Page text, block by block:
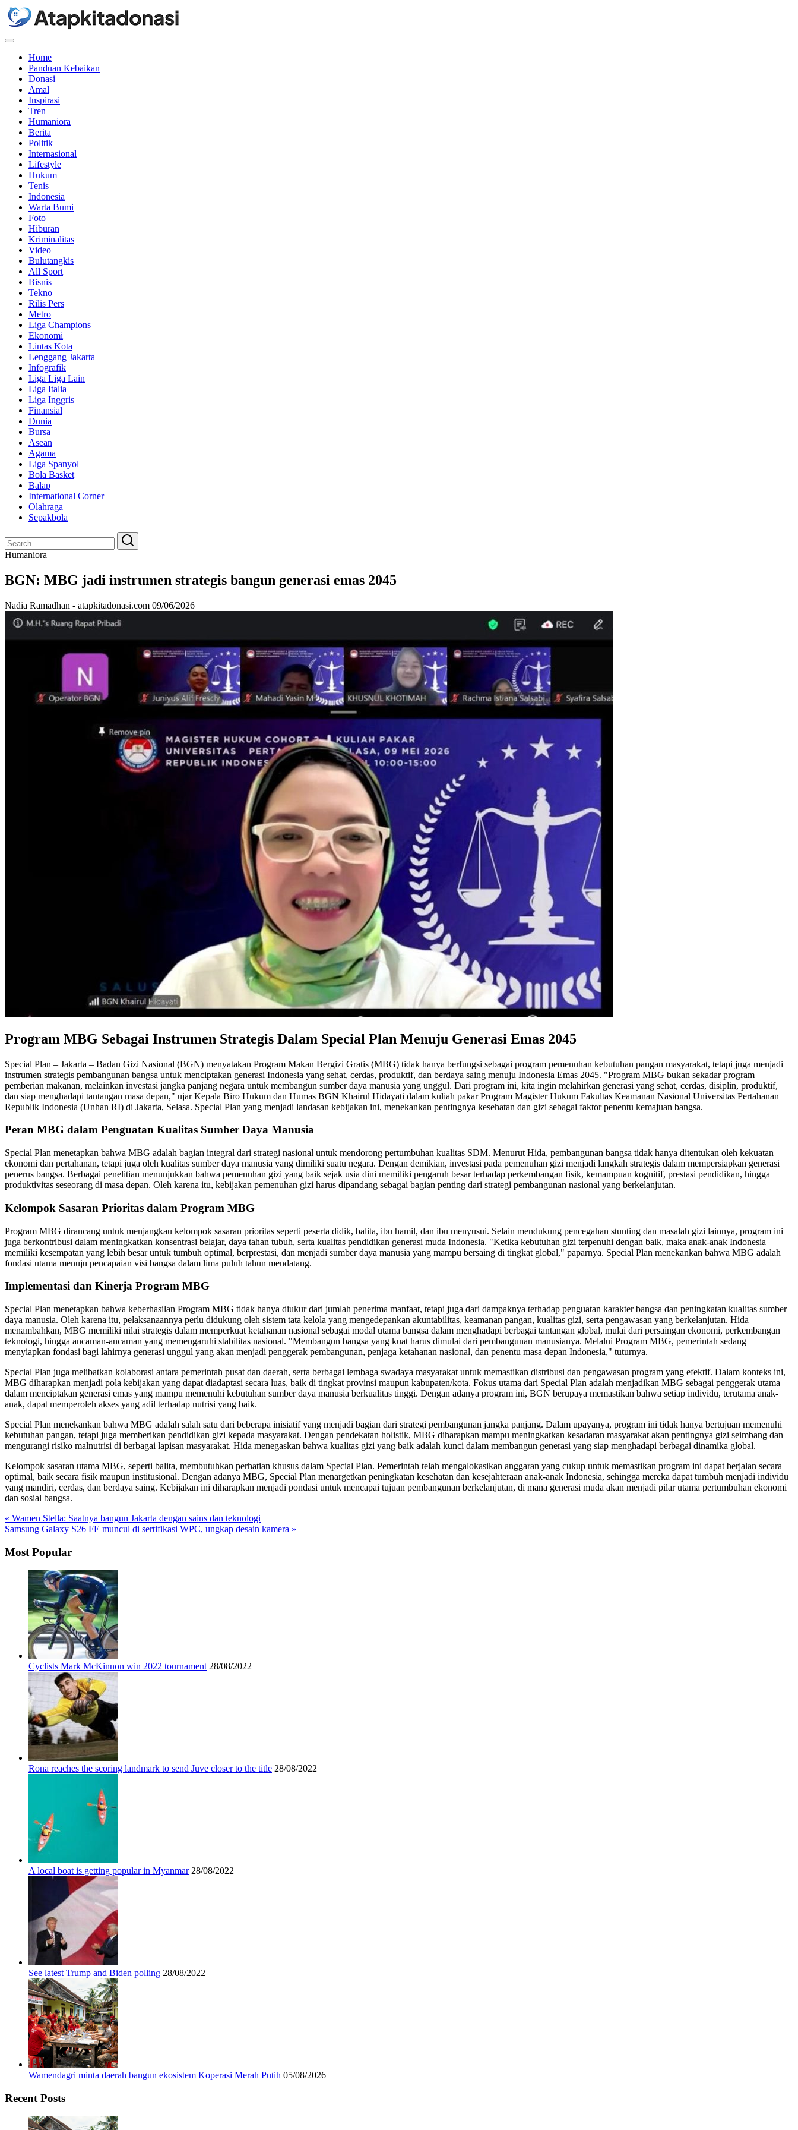
Menu
Home
Panduan Kebaikan
Donasi
Amal
Inspirasi
Tren
Humaniora
Berita
Politik
Internasional
Lifestyle
Hukum
Tenis
Indonesia
Warta Bumi
Foto
Hiburan
Kriminalitas
Video
Bulutangkis
All Sport
Bisnis
Tekno
Rilis Pers
Metro
Liga Champions
Ekonomi
Lintas Kota
Lenggang Jakarta
Infografik
Liga Liga Lain
Liga Italia
Liga Inggris
Finansial
Dunia
Bursa
Asean
Agama
Liga Spanyol
Bola Basket
Balap
International Corner
Olahraga
Sepakbola
Search
for:
Search
Humaniora
BGN: MBG jadi instrumen strategis bangun generasi emas 2045
Nadia Ramadhan - atapkitadonasi.com 09/06/2026
Program MBG Sebagai Instrumen Strategis Dalam Special Plan Menuju Generasi Emas 2045
Special Plan – Jakarta – Badan Gizi Nasional (BGN) menyatakan Program Makan Bergizi Gratis (MBG) tidak hanya berfungsi sebagai program pemenuhan kebutuhan pangan masyarakat, tetapi juga menjadi
instrumen strategis pembangunan bangsa untuk menciptakan generasi Indonesia yang sehat, cerdas, produktif, dan berdaya saing menuju Indonesia Emas 2045. "Program MBG bukan sekadar program
pemberian makanan, melainkan investasi jangka panjang negara untuk membangun sumber daya manusia yang unggul. Dari program ini, kita ingin melahirkan generasi yang sehat, cerdas, disiplin, produktif,
dan siap menghadapi tantangan masa depan," ujar Kepala Biro Hukum dan Humas BGN Khairul Hidayati dalam kuliah pakar Program Magister Hukum Fakultas Keamanan Nasional Universitas Pertahanan
Republik Indonesia (Unhan RI) di Jakarta, Selasa. Special Plan yang menjadi landasan kebijakan ini, menekankan pentingnya kesehatan dan gizi sebagai faktor penentu kemajuan bangsa.
Peran MBG dalam Penguatan Kualitas Sumber Daya Manusia
Special Plan menetapkan bahwa MBG adalah bagian integral dari strategi nasional untuk mendorong pertumbuhan kualitas SDM. Menurut Hida, pembangunan bangsa tidak hanya ditentukan oleh kekuatan
ekonomi dan pertahanan, tetapi juga oleh kualitas sumber daya manusia yang dimiliki suatu negara. Dengan demikian, investasi pada pemenuhan gizi menjadi langkah strategis dalam mempersiapkan generasi
penerus bangsa. Berbagai penelitian menunjukkan bahwa pemenuhan gizi yang baik sejak usia dini memiliki pengaruh besar terhadap perkembangan fisik, kemampuan kognitif, prestasi pendidikan, hingga
produktivitas seseorang di masa depan. Oleh karena itu, kebijakan pemenuhan gizi harus dipandang sebagai bagian penting dari strategi pembangunan nasional yang berkelanjutan.
Kelompok Sasaran Prioritas dalam Program MBG
Program MBG dirancang untuk menjangkau kelompok sasaran prioritas seperti peserta didik, balita, ibu hamil, dan ibu menyusui. Selain mendukung pencegahan stunting dan masalah gizi lainnya, program ini
juga berkontribusi dalam meningkatkan konsentrasi belajar, daya tahan tubuh, serta kualitas pendidikan generasi muda Indonesia. "Ketika kebutuhan gizi terpenuhi dengan baik, maka anak-anak Indonesia
memiliki kesempatan yang lebih besar untuk tumbuh optimal, berprestasi, dan menjadi sumber daya manusia yang mampu bersaing di tingkat global," paparnya. Special Plan menekankan bahwa MBG adalah
fondasi utama menuju pencapaian visi bangsa dalam lima puluh tahun mendatang.
Implementasi dan Kinerja Program MBG
Special Plan menetapkan bahwa keberhasilan Program MBG tidak hanya diukur dari jumlah penerima manfaat, tetapi juga dari dampaknya terhadap penguatan karakter bangsa dan peningkatan kualitas sumber
daya manusia. Oleh karena itu, pelaksanaannya perlu didukung oleh sistem tata kelola yang mengedepankan akuntabilitas, keamanan pangan, kualitas gizi, serta pengawasan yang berkelanjutan. Hida
menambahkan, MBG memiliki nilai strategis dalam memperkuat ketahanan nasional sebagai modal utama bangsa dalam menghadapi berbagai tantangan global, mulai dari persaingan ekonomi, perkembangan
teknologi, hingga ancaman-ancaman yang memengaruhi stabilitas nasional. "Membangun bangsa yang kuat harus dimulai dari pembangunan manusianya. Melalui Program MBG, pemerintah sedang
menyiapkan fondasi bagi lahirnya generasi unggul yang akan menjadi penggerak pembangunan, penjaga ketahanan nasional, dan penentu masa depan Indonesia," tuturnya.
Special Plan juga melibatkan kolaborasi antara pemerintah pusat dan daerah, serta berbagai lembaga swadaya masyarakat untuk memastikan distribusi dan pengawasan program yang efektif. Dalam konteks ini,
MBG diharapkan menjadi pola kebijakan yang dapat diadaptasi secara luas, baik di tingkat provinsi maupun kabupaten/kota. Fokus utama dari Special Plan adalah menjadikan MBG sebagai penggerak utama
dalam menciptakan generasi emas yang mampu memenuhi kebutuhan sumber daya manusia berkualitas tinggi. Dengan adanya program ini, BGN berupaya memastikan bahwa setiap individu, terutama anak-
anak, dapat memperoleh akses yang adil terhadap nutrisi yang baik.
Special Plan menekankan bahwa MBG adalah salah satu dari beberapa inisiatif yang menjadi bagian dari strategi pembangunan jangka panjang. Dalam upayanya, program ini tidak hanya bertujuan memenuhi
kebutuhan pangan, tetapi juga memberikan pendidikan gizi kepada masyarakat. Dengan pendekatan holistik, MBG diharapkan mampu meningkatkan kesadaran masyarakat akan pentingnya gizi seimbang dan
mengurangi risiko malnutrisi di berbagai lapisan masyarakat. Hida menegaskan bahwa kualitas gizi yang baik adalah kunci dalam membangun generasi yang siap menghadapi berbagai dinamika global.
Kelompok sasaran utama MBG, seperti balita, membutuhkan perhatian khusus dalam Special Plan. Pemerintah telah mengalokasikan anggaran yang cukup untuk memastikan program ini dapat berjalan secara
optimal, baik secara fisik maupun institusional. Dengan adanya MBG, Special Plan menargetkan peningkatan kesehatan dan kesejahteraan anak-anak Indonesia, sehingga mereka dapat tumbuh menjadi individu
yang mandiri, cerdas, dan berdaya saing. Kebijakan ini diharapkan menjadi pondasi untuk mencapai tujuan pembangunan berkelanjutan, di mana generasi muda akan menjadi pilar utama pertumbuhan ekonomi
dan sosial bangsa.
« Wamen Stella: Saatnya bangun Jakarta dengan sains dan teknologi
Samsung Galaxy S26 FE muncul di sertifikasi WPC, ungkap desain kamera »
Most Popular
Cyclists Mark McKinnon win 2022 tournament 28/08/2022
Rona reaches the scoring landmark to send Juve closer to the title 28/08/2022
A local boat is getting popular in Myanmar 28/08/2022
See latest Trump and Biden polling 28/08/2022
Wamendagri minta daerah bangun ekosistem Koperasi Merah Putih 05/08/2026
Recent Posts